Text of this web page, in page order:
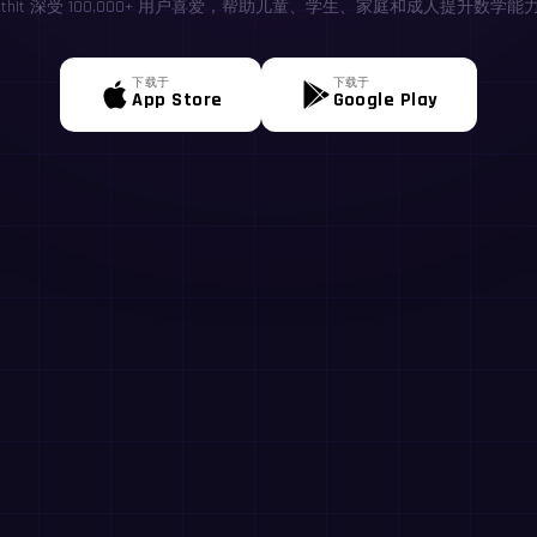
深受 100,000+ 用户喜爱，帮助儿童、学生、家庭和成人提升数学能
下载于
App Store
下载于
Google Play